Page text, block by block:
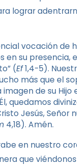
lograr
vocación de
su presencia,
(Ef1,4-5).
más que el
de su
quedamos
Jesús, Señor
4,18). Amén.
en nuestro
que